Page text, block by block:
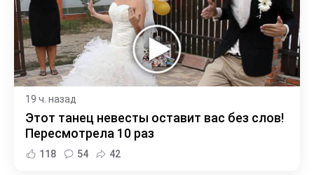
19 ч. назад
Этот танец невесты оставит вас без слов!
Пересмотрела 10 раз
118 54 42